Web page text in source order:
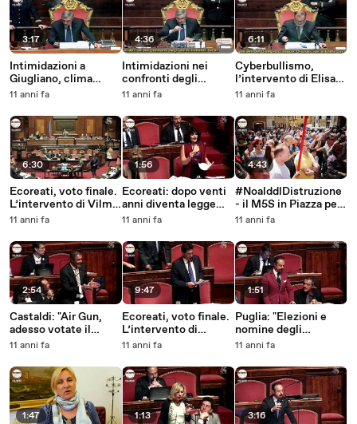
3:17
Intimidazioni a
Giugliano, clima
troppo aspro nei
MoVimento 5 Stelle
11 anni fa
6:30
Ecoreati, voto finale.
L’intervento di Vilma
Moronese -
11 anni fa
2:54
Castaldi: "Air Gun,
adesso votate il
disegno di legge del
- MoVimento 5 Stelle
11 anni fa
1:47
4:36
Intimidazioni nei
confronti degli
amministratori locali,
(M5S) - MoVimento 5
Stelle
11 anni fa
1:56
Ecoreati: dopo venti
anni diventa legge
grazie al M5S - Paola
5 Stelle
11 anni fa
9:47
Ecoreati, voto finale.
L’intervento di
Maurizio Buccarella
Stelle
11 anni fa
1:13
6:11
Cyberbullismo,
l’intervento di Elisa
Bulgarelli (M5S) -
11 anni fa
4:43
#NoalddlDistruzione
- il M5S in Piazza per
la scuola -
11 anni fa
1:51
Puglia: "Elezioni e
nomine degli
scrutatori, nomi e
- MoVimento 5 Stelle
11 anni fa
3:16